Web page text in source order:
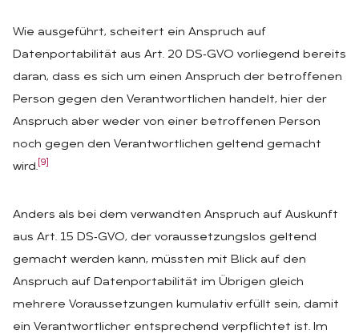
Wie ausgeführt, scheitert ein Anspruch auf
Datenportabilität aus Art. 20 DS‑GVO vorliegend bereits
daran, dass es sich um einen Anspruch der betroffenen
Person gegen den Verantwortlichen handelt, hier der
Anspruch aber weder von einer betroffenen Person
noch gegen den Verantwortlichen geltend gemacht
wird. [9]
Anders als bei dem verwandten Anspruch auf Auskunft
aus Art. 15 DS‑GVO, der voraussetzungslos geltend
gemacht werden kann, müssten mit Blick auf den
Anspruch auf Datenportabilität im Übrigen gleich
mehrere Voraussetzungen kumulativ erfüllt sein, damit
ein Verantwortlicher entsprechend verpflichtet ist. Im